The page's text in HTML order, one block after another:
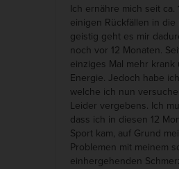
n
d
h
e
i
:
K
Ich ernähre mich seit
einigen Rückfällen in
geistig geht es mir
noch vor 12 Monaten.
einziges Mal mehr
Energie. Jedoch habe
welche ich nun
Leider vergebens. Ich
dass ich in diesen 12
Sport kam, auf Grund
Problemen mit meinem
einhergehenden